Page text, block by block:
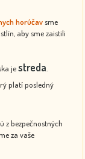
horúčav sme
aby sme zaistili
jestreda
platí posledný
z bezpečnostných
za vaše